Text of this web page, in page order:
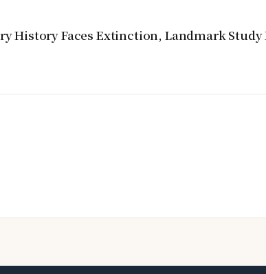
History Faces Extinction, Landmark Study